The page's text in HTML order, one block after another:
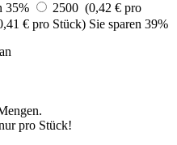
35%
2500 (0,42 € pro
€ pro Stück) Sie sparen 39%
pro Stück!